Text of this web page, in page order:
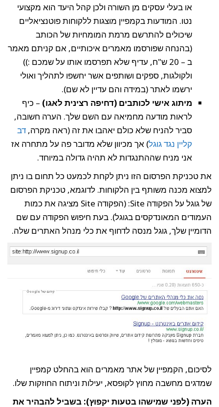
או בעלי עסקים מן השורה ולכן קהל היעד הוא מקצועי
נטו. המודעות בקמפיין מוצגות ללקוחות פוטנציאליים
שיכולים להתרשם מרמת המומחיות של הכותב
(בהנחה שפורסמו מאמרים איכותיים, אם קניתם מאמר
ב – 20 ש"ח, עדיף שלא תפרסמו אותו על שמכם :))
ולקולגות, ספקים ושותפים אשר יחשפו לתהליך ואולי
ירשמו לאתר (במידה והם עדיין לא שם).
מיתוג אישי לכותבים (דחיפה רצינית לאגו) – כיף
לראות מודעה מחמיאה עם השם שלך. הערה חשובה,
סביר להניח שלא כולם יאהבו את זה (ראה מקרה, דב
קליין נגד גוגל) אך מכיוון שלא מדובר פה על מתחרה אז
אני מניח שההתנגדות לא תהיה גדולה במיוחד.
את טכניקת הפרסום הזו ניתן לקחת לכמעט כל תחום בו ניתן
למצוא מכנה משותף בין הלקוחות. לדוגמא, טכניקת הפרסום
של גוגל על הפקודה Site: (הפקודה Site מציגה את כמות
העמודים המאונדקסים בגוגל). בעת חיפוש הפקודה עם שם
הדומיין שלך, גוגל מנסה לדחוף את כלי מנהל האתרים שלה.
לסיכום, הקמפיין של אתר מאמרים הוא בהחלט קמפיין
שמדגים מחשבה מחוץ לקופסא, יעילות וניתוח החוזקות שלו.
הערה (לפני שמישהו בטעות יקפוץ): בשביל להבהיר את